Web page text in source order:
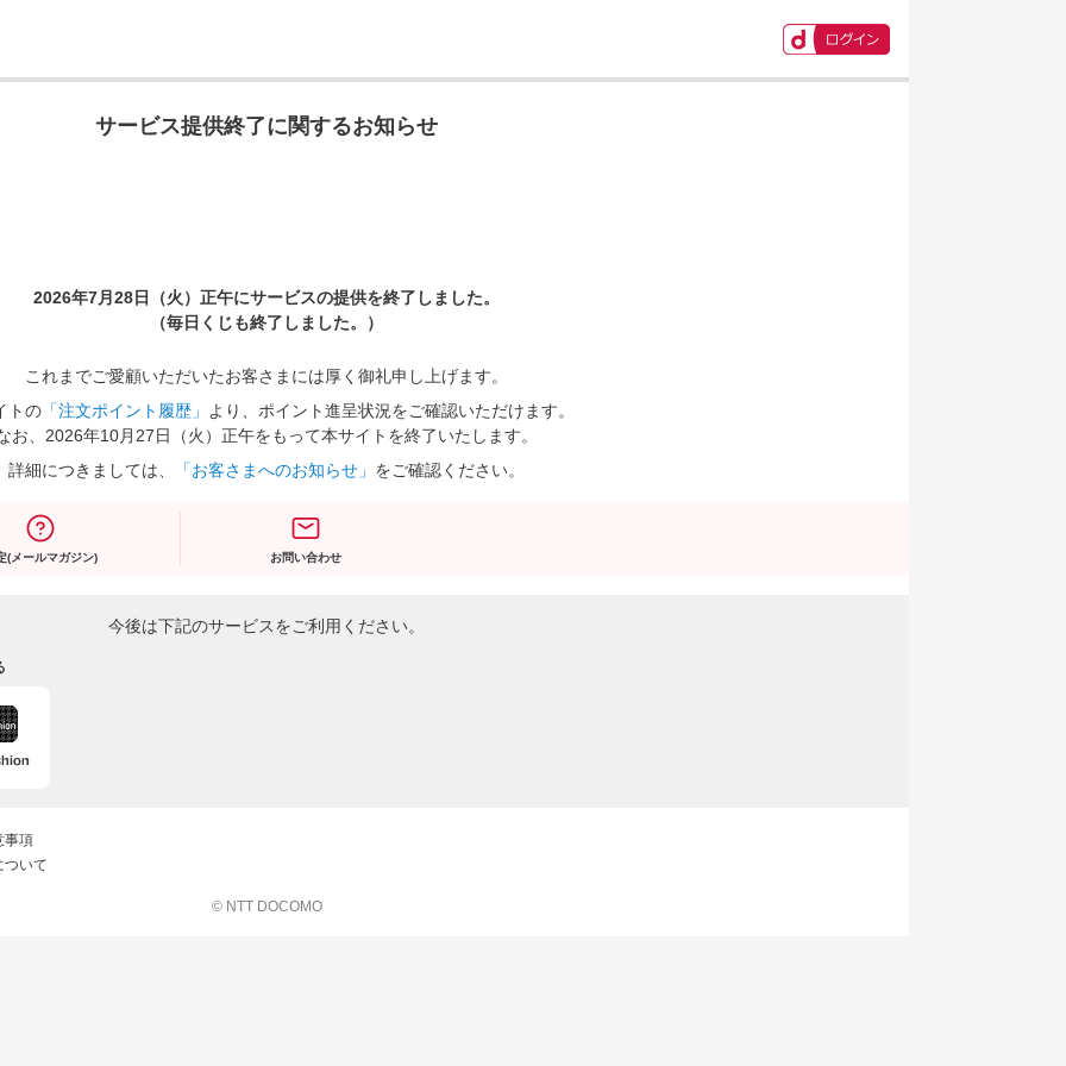
サービス提供終了に関するお知らせ
2026年7月28日（火）正午にサービスの提供を終了しました。
（毎日くじも終了しました。）
これまでご愛顧いただいたお客さまには厚く御礼申し上げます。
トの 「注文ポイント履歴」
より、ポイント進呈状況をご確認いただけます。
お、2026年10月27日（火）正午をもって本サイトを終了いたします。
詳細につきましては、
「お客さまへのお知らせ」 をご確認ください。
(メールマガジン) お問い合わせ
今後は下記のサービスをご利用ください。
事項
ついて
© NTT DOCOMO